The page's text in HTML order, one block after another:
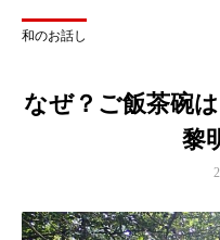
和のお話し
なぜ？ご飯茶碗
黎